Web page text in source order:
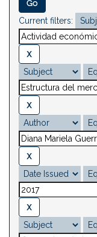
Current filters: